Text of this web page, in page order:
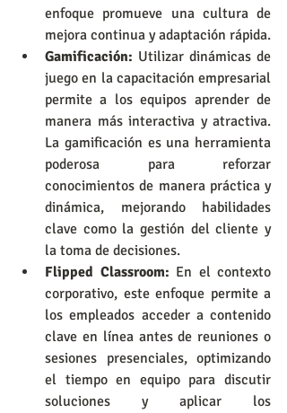
enfoque promueve una cultura de
mejora continua y adaptación rápida.
Gamificación: Utilizar dinámicas de
juego en la capacitación empresarial
permite a los equipos aprender de
manera más interactiva y atractiva.
La gamificación es una herramienta
poderosa para reforzar
conocimientos de manera práctica y
dinámica, mejorando habilidades
clave como la gestión del cliente y
la toma de decisiones.
Flipped Classroom: En el contexto
corporativo, este enfoque permite a
los empleados acceder a contenido
clave en línea antes de reuniones o
sesiones presenciales, optimizando
el tiempo en equipo para discutir
soluciones y aplicar los